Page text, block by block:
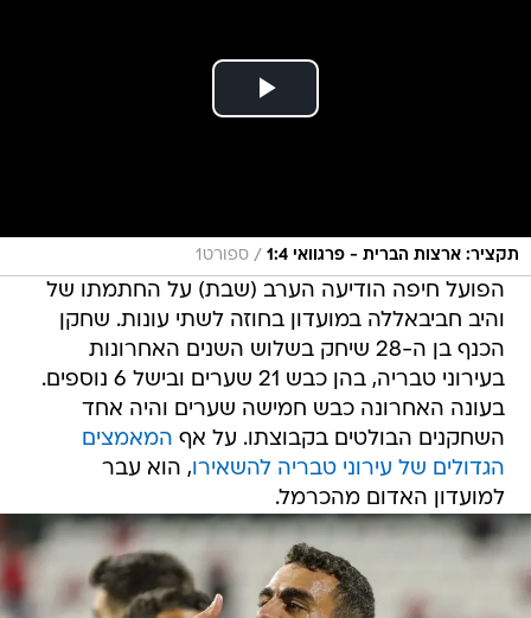
תקציר: ארצות הברית - פרגוואי 1:4 / ספורט1
הפועל חיפה הודיעה הערב (שבת) על החתמתו של
והיב חביבאללה במועדון בחוזה לשתי עונות. שחקן
הכנף בן ה-28 שיחק בשלוש השנים האחרונות
בעירוני טבריה, בהן כבש 21 שערים ובישל 6 נוספים.
בעונה האחרונה כבש חמישה שערים והיה אחד
השחקנים הבולטים בקבוצתו. על אף המאמצים
הגדולים של עירוני טבריה להשאירו, הוא עבר
למועדון האדום מהכרמל.